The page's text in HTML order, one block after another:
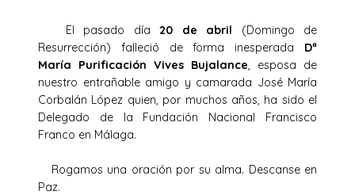
El pasado día 20 de abril (Domingo de
Resurrección) falleció de forma inesperada Dª
María Purificación Vives Bujalance , esposa de
nuestro entrañable amigo y camarada José María
Corbalán López quien, por muchos años, ha sido el
Delegado de la Fundación Nacional Francisco
Franco en Málaga.
Rogamos una oración por su alma. Descanse en
Paz.